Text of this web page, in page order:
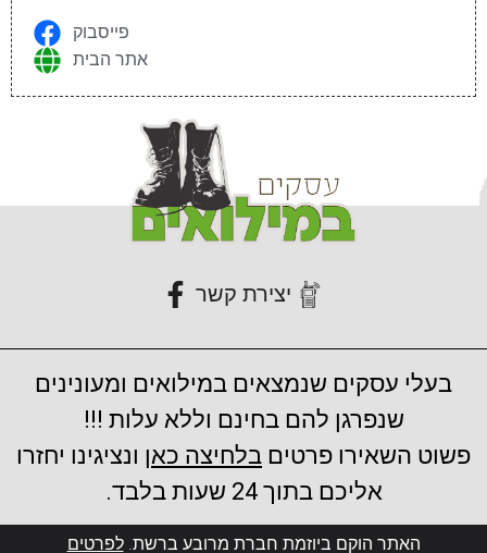
פייסבוק
אתר הבית
יצירת קשר
בעלי עסקים שנמצאים במילואים ומעונינים
שנפרגן להם בחינם וללא עלות !!!
פשוט השאירו פרטים בלחיצה כאן ונציגינו יחזרו
אליכם בתוך 24 שעות בלבד.
האתר הוקם ביוזמת חברת מרובע ברשת.לפרטים